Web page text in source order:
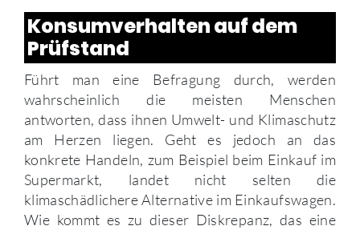
Konsumverhalten auf dem
Prüfstand
Führt man eine Befragung durch, werden
wahrscheinlich die meisten Menschen
antworten, dass ihnen Umwelt- und Klimaschutz
am Herzen liegen. Geht es jedoch an das
konkrete Handeln, zum Beispiel beim Einkauf im
Supermarkt, landet nicht selten die
klimaschädlichere Alternative im Einkaufswagen.
Wie kommt es zu dieser Diskrepanz, das eine